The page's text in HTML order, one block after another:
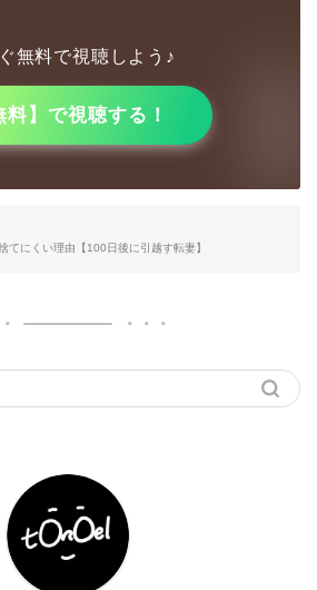
無料で視聴しよう♪
料】で視聴する！
てにくい理由【100日後に引越す転妻】